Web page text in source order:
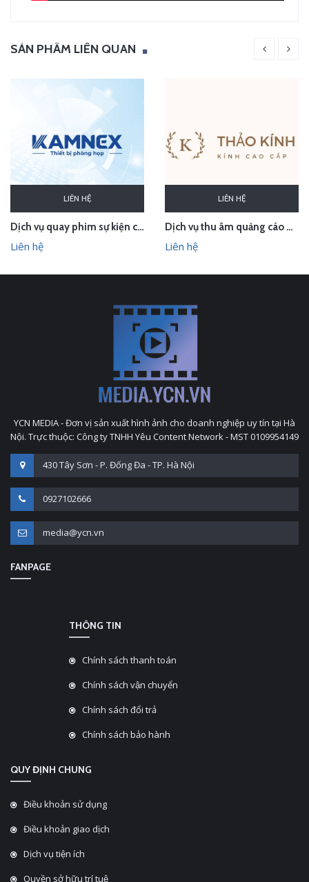
SẢN PHẨM LIÊN QUAN
LIÊN HỆ
Dịch vụ quay phim sự kiện cho CTCP Kamnex
Liên hệ
LIÊN HỆ
Dịch vụ thu âm quảng cáo phát loa cho Thảo Kính Store
Liên hệ
YCN MEDIA - Đơn vị sản xuất hình ảnh cho doanh nghiệp uy tín tại Hà
Nội. Trực thuộc: Công ty TNHH Yêu Content Network - MST 0109954149
430 Tây Sơn - P. Đống Đa - TP. Hà Nội
0927102666
media@ycn.vn
FANPAGE
THÔNG TIN
Chính sách thanh toán
Chính sách vận chuyển
Chính sách đổi trả
Chính sách bảo hành
QUY ĐỊNH CHUNG
Điều khoản sử dụng
Điều khoản giao dịch
Dịch vụ tiện ích
Quyền sở hữu trí tuệ